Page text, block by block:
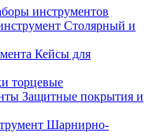
инструментов
Столярный и
Кейсы для
торцевые
Защитные покрытия и
Шарнирно-